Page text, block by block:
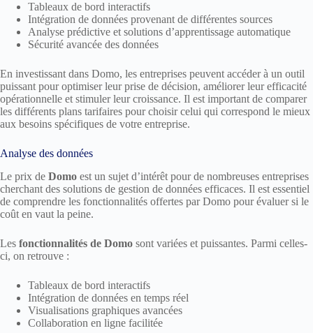
Tableaux de bord interactifs
Intégration de données provenant de différentes sources
Analyse prédictive et solutions d’apprentissage automatique
Sécurité avancée des données
En investissant dans Domo, les entreprises peuvent accéder à un outil
puissant pour optimiser leur prise de décision, améliorer leur efficacité
opérationnelle et stimuler leur croissance. Il est important de comparer
les différents plans tarifaires pour choisir celui qui correspond le mieux
aux besoins spécifiques de votre entreprise.
Analyse des données
Le prix de Domo est un sujet d’intérêt pour de nombreuses entreprises
cherchant des solutions de gestion de données efficaces. Il est essentiel
de comprendre les fonctionnalités offertes par Domo pour évaluer si le
coût en vaut la peine.
Les fonctionnalités de Domo sont variées et puissantes. Parmi celles-
ci, on retrouve :
Tableaux de bord interactifs
Intégration de données en temps réel
Visualisations graphiques avancées
Collaboration en ligne facilitée